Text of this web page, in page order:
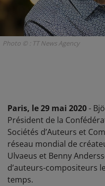
Photo © : TT News Agency
Paris, le 29 mai 2020-
Président de la
Sociétés d’Auteurs et
réseau mondial de
Ulvaeus et Benny
d’auteurs-compositeurs
temps.